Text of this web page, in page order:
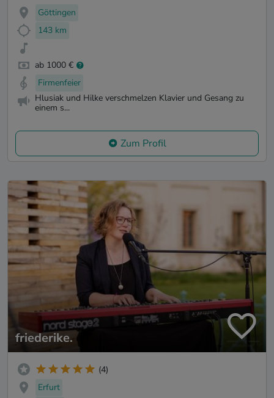
Göttingen
143 km
ab 1000 €
Firmenfeier
Hlusiak und Hilke verschmelzen Klavier und Gesang zu
einem s...
Zum Profil
friederike.
(4)
Erfurt